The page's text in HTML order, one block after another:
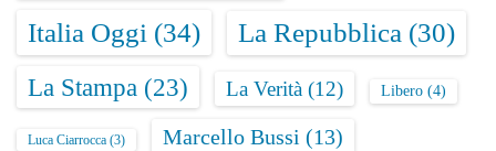
Italia Oggi (34) La Repubblica (30)
La Stampa (23) La Verità (12) Libero (4)
Luca Ciarrocca (3) Marcello Bussi (13)